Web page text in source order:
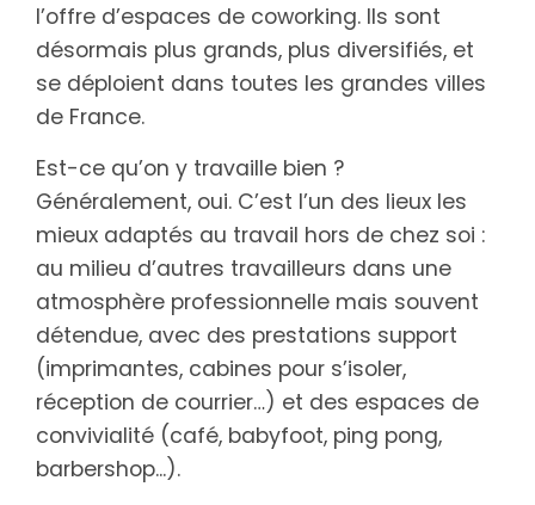
l’offre d’espaces de coworking. Ils sont
désormais plus grands, plus diversifiés, et
se déploient dans toutes les grandes villes
de France.
Est-ce qu’on y travaille bien ?
Généralement, oui. C’est l’un des lieux les
mieux adaptés au travail hors de chez soi :
au milieu d’autres travailleurs dans une
atmosphère professionnelle mais souvent
détendue, avec des prestations support
(imprimantes, cabines pour s’isoler,
réception de courrier…) et des espaces de
convivialité (café, babyfoot, ping pong,
barbershop...).